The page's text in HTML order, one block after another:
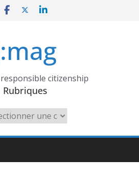
citizenship
Rubriques